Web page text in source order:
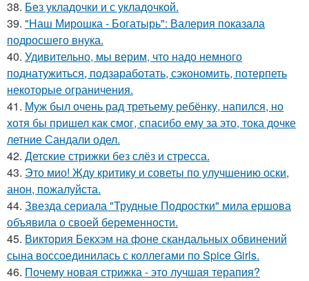
38. Без укладочки и с укладочкой.
39. "Наш Мирошка - Богатырь": Валерия показала
подросшего внука.
40. Удивительно, мы верим, что надо немного
поднатужиться, подзаработать, сэкономить, потерпеть
некоторые ограничения.
41. Муж был очень рад третьему ребёнку, напился, но
хотя бы пришел как смог, спасибо ему за это, тока дочке
летние Сандали одел.
42. Детские стрижки без слёз и стресса.
43. Это мио! Жду критику и советы по улучшению оски,
анон, пожалуйста.
44. Звезда сериала "Трудные Подростки" мила ершова
объявила о своей беременности.
45. Виктория Бекхэм на фоне скандальных обвинений
сына воссоединилась с коллегами по Spice Girls.
46. Почему новая стрижка - это лучшая терапия?